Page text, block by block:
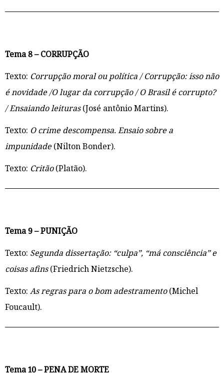
Tema 8 – CORRUPÇÃO
Texto: Corrupção moral ou política / Corrupção: isso não
é novidade /O lugar da corrupção / O Brasil é corrupto?
/ Ensaiando leituras(José antônio Martins).
Texto: O crime descompensa. Ensaio sobre a
impunidade(Nilton Bonder).
Texto: Critão(Platão).
Tema 9 – PUNIÇÃO
Texto: Segunda dissertação: “culpa”, “má consciência” e
coisas afins(Friedrich Nietzsche).
Texto: As regras para o bom adestramento(Michel
Foucault).
Tema 10 – PENA DE MORTE